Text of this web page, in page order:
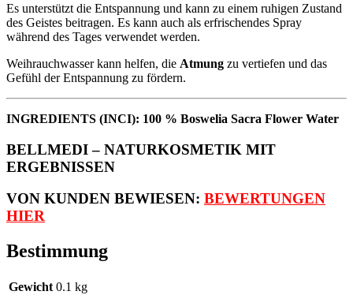
Es unterstützt die Entspannung und kann zu einem ruhigen Zustand
des Geistes beitragen. Es kann auch als erfrischendes Spray
während des Tages verwendet werden.
Weihrauchwasser kann helfen, die Atmung zu vertiefen und das
Gefühl der Entspannung zu fördern.
INGREDIENTS (INCI): 100 % Boswelia Sacra Flower Water
BELLMEDI – NATURKOSMETIK MIT
ERGEBNISSEN
VON KUNDEN BEWIESEN: BEWERTUNGEN
HIER
Bestimmung
Gewicht 0.1 kg